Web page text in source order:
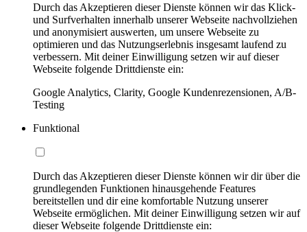
Durch das Akzeptieren dieser Dienste können wir das Klick-
und Surfverhalten innerhalb unserer Webseite nachvollziehen
und anonymisiert auswerten, um unsere Webseite zu
optimieren und das Nutzungserlebnis insgesamt laufend zu
verbessern. Mit deiner Einwilligung setzen wir auf dieser
Webseite folgende Drittdienste ein:
Google Analytics, Clarity, Google Kundenrezensionen, A/B-
Testing
Funktional
Durch das Akzeptieren dieser Dienste können wir dir über die
grundlegenden Funktionen hinausgehende Features
bereitstellen und dir eine komfortable Nutzung unserer
Webseite ermöglichen. Mit deiner Einwilligung setzen wir auf
dieser Webseite folgende Drittdienste ein: